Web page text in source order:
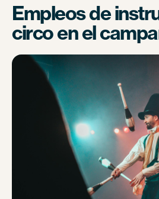
Empleos de
circo en el